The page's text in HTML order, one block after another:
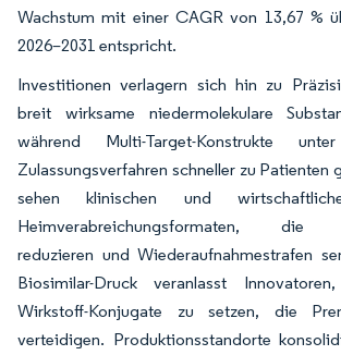
Wachstum mit einer CAGR von 13,67 %
2026–2031 entspricht.
Investitionen verlagern sich hin zu
breit wirksame niedermolekulare
während Multi-Target-Konstrukte
Zulassungsverfahren schneller zu Patienten
sehen klinischen und
Heimverabreichungsformaten, die
reduzieren und Wiederaufnahmestrafen
Biosimilar-Druck veranlasst
Wirkstoff-Konjugate zu setzen, die
verteidigen. Produktionsstandorte